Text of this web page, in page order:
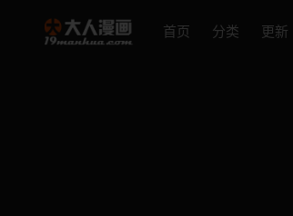
首页 分类 更新